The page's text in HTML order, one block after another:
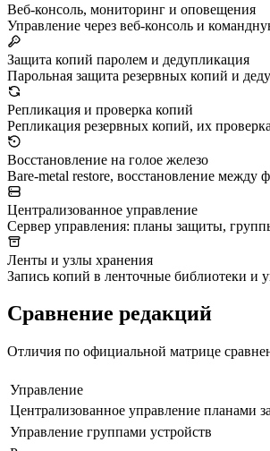
Веб-консоль, мониторинг и оповещения
Управление через веб-консоль и
Защита копий паролем и дедупликация
Парольная защита резервных копий и
Репликация и проверка копий
Репликация резервных копий, их
Восстановление на голое железо
Bare-metal restore, восстановление между
Централизованное управление
Сервер управления: планы защиты,
Ленты и узлы хранения
Запись копий в ленточные библиотеки и
Сравнение редакций
Отличия по официальной матрице
Управление
Централизованное управление планами
Управление группами устройств